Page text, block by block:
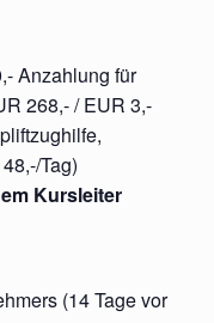
Anzahlung für
268,- / EUR 3,-
Tag)
Kursleiter
(14 Tage vor